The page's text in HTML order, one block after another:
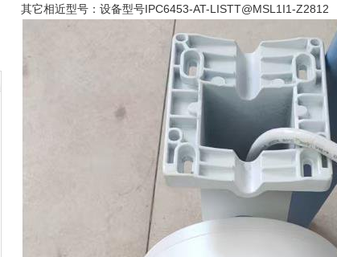
其它相近型号：设备型号IPC6453-AT-LISTT@MSL1I1-Z2812